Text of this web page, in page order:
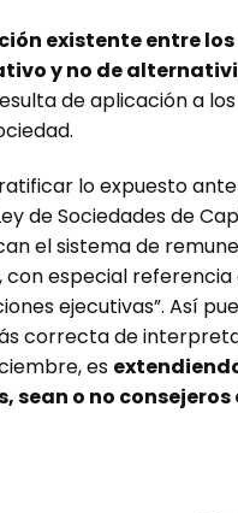
existente entre los
y no de
de aplicación a
lo expuesto
de Sociedades de
el sistema de
con especial
ejecutivas”. Así
correcta de
es
sean o no